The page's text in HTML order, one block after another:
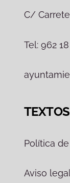
C/
Tel: 962
Política
Aviso